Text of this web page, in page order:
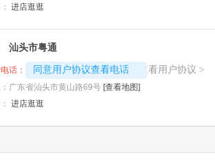
进店逛逛
汕头市粤通
话： 同意用户协议查看电话
4008192696-3200 查看用户协议 >
广东省汕头市黄山路69号 [查看地图]
进店逛逛